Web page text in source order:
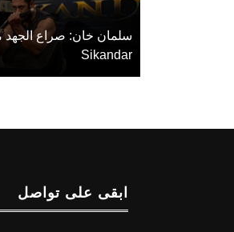
سلمان خان: صراع
Sikandar
ابقى على تواصل